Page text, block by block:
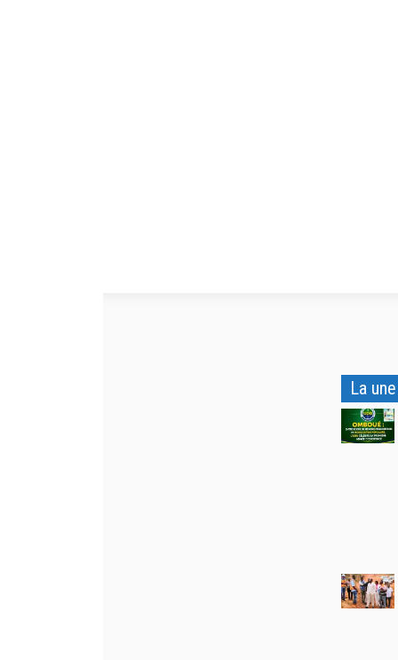
La une